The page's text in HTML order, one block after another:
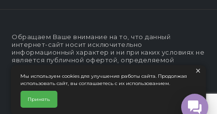
Обращаем Ваше внимание на то, что данный
интернет-сайт носит исключительно
информационный характер и ни при каких условиях не
является публичной офертой, определяемой
положениями статьи п. 2 ст. 437 Гражданского кодекса
Российской Федерации
Политика конфеденциальности
Интернет-магазин "Lapsi".
×
Мы используем cookies для улучшения работы сайта. Продолжая
использовать сайт, вы соглашаетесь с их использованием.
Принять